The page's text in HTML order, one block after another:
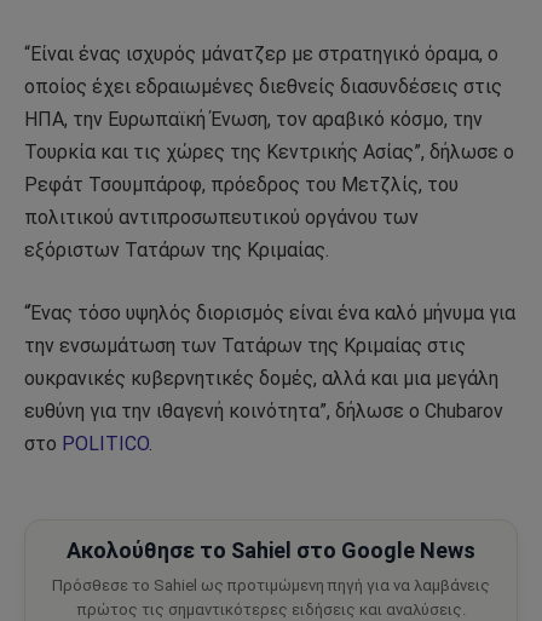
“Είναι ένας ισχυρός μάνατζερ με στρατηγικό όραμα, ο
οποίος έχει εδραιωμένες διεθνείς διασυνδέσεις στις
ΗΠΑ, την Ευρωπαϊκή Ένωση, τον αραβικό κόσμο, την
Τουρκία και τις χώρες της Κεντρικής Ασίας”, δήλωσε ο
Ρεφάτ Τσουμπάροφ, πρόεδρος του Μετζλίς, του
πολιτικού αντιπροσωπευτικού οργάνου των
εξόριστων Τατάρων της Κριμαίας.
“Ένας τόσο υψηλός διορισμός είναι ένα καλό μήνυμα για
την ενσωμάτωση των Τατάρων της Κριμαίας στις
ουκρανικές κυβερνητικές δομές, αλλά και μια μεγάλη
ευθύνη για την ιθαγενή κοινότητα”, δήλωσε ο Chubarov
στο POLITICO.
Ακολούθησε το Sahiel στο Google News
Πρόσθεσε το Sahiel ως προτιμώμενη πηγή για να λαμβάνεις
πρώτος τις σημαντικότερες ειδήσεις και αναλύσεις.